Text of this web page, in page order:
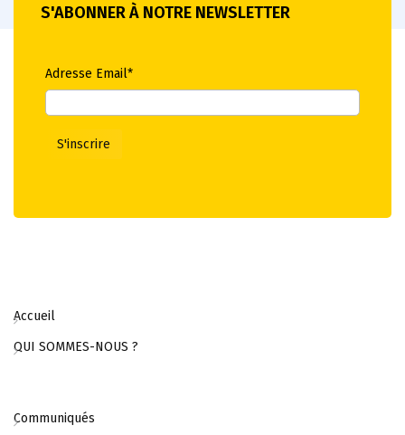
S'ABONNER À NOTRE NEWSLETTER
Adresse Email*
Accueil
QUI SOMMES-NOUS ?
Communiqués